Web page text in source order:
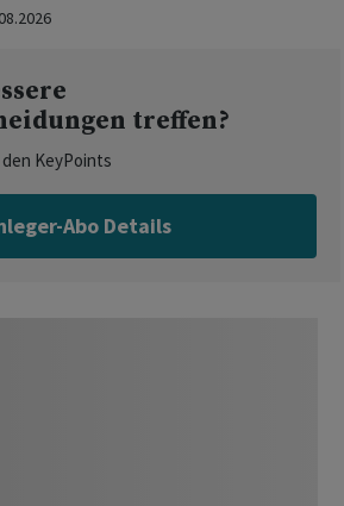
treffen?
KeyPoints
Abo Details